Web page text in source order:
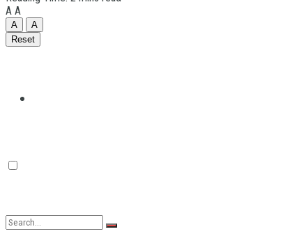
Quilmes
A A
A
A
Reset